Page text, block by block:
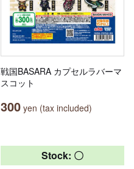
戦国BASARA カプセルラバーマ
スコット
300 yen (tax included)
Stock: 〇